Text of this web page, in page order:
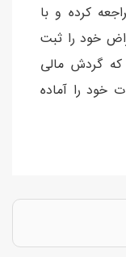
کرده و با
خود را ثبت
گردش مالی
خود را آماده